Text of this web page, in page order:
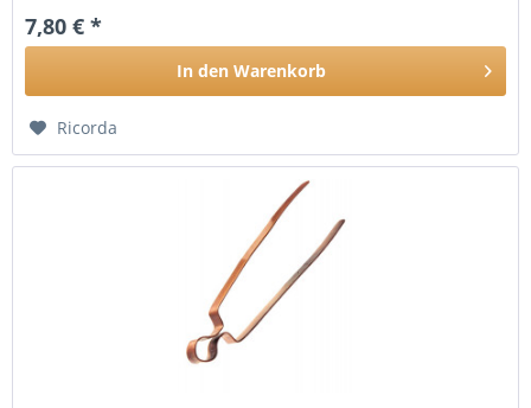
7,80 € *
In den Warenkorb
Ricorda